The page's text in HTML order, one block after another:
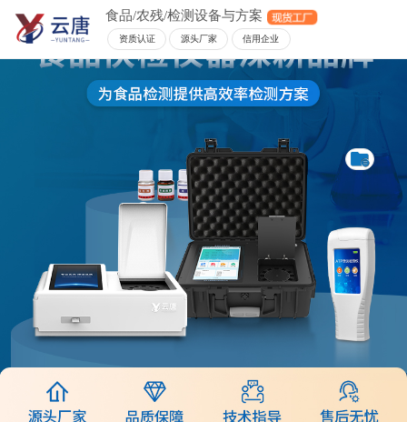
食品/农残/检测设备与方案
资质认证 源头厂家 信用企业